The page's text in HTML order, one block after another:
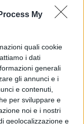
My
quali cookie
i dati
generali
gli annunci e i
e contenuti,
per sviluppare e
noi e i nostri
geolocalizzazione e